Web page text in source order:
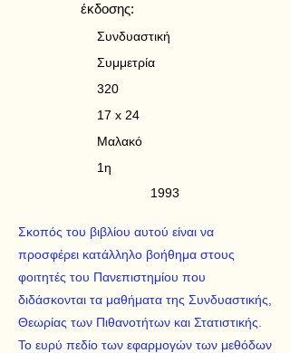
έκδοσης:
Συνδυαστική
Συμμετρία
320
17 x 24
Μαλακό
1η
1993
Σκοπός του βιβλίου αυτού είναι να
προσφέρει κατάλληλο βοήθημα στους
φοιτητές του Πανεπιστημίου που
διδάσκονται τα μαθήματα της Συνδυαστικής,
Θεωρίας των Πιθανοτήτων και Στατιστικής.
Το ευρύ πεδίο των εφαρμογών των μεθόδων